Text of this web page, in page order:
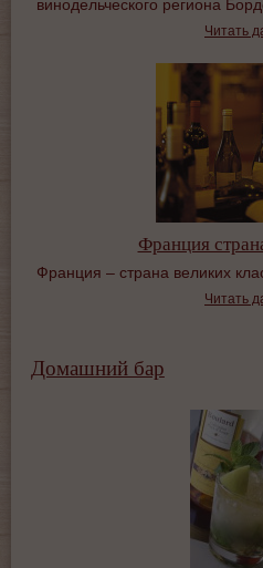
винодельческого региона
Читать
Франция
Франция – страна великих
Читать
Домашний бар